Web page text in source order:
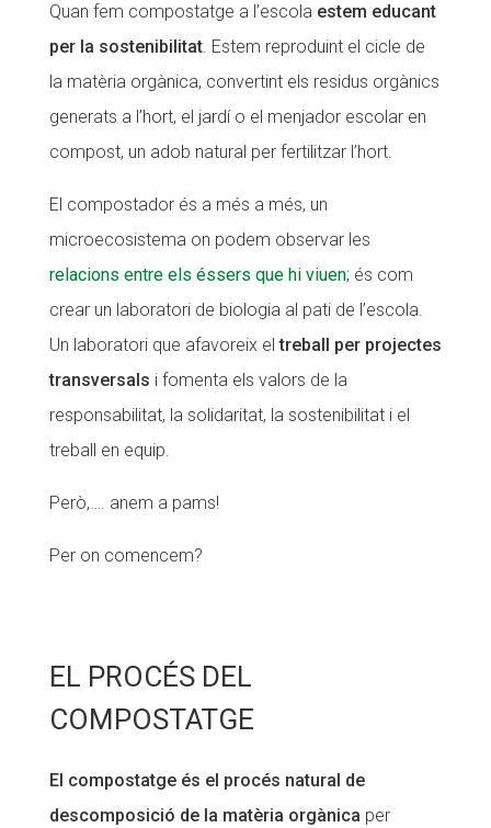
Quan fem compostatge a l’escola estem educant
per la sostenibilitat. Estem reproduint el cicle de
la matèria orgànica, convertint els residus orgànics
generats a l’hort, el jardí o el menjador escolar en
compost, un adob natural per fertilitzar l’hort.
El compostador és a més a més, un
microecosistema on podem observar les
relacions entre els éssers que hi viuen; és com
crear un laboratori de biologia al pati de l’escola.
Un laboratori que afavoreix eltreball per projectes
transversals i fomenta els valors de la
responsabilitat, la solidaritat, la sostenibilitat i el
treball en equip.
Però,…. anem a pams!
Per on comencem?
EL PROCÉS DEL
COMPOSTATGE
El compostatge és el procés natural de
descomposició de la matèria orgànica per
Els comptes clars
Proposta educativa
ACTUALITAT
Notícies
Diari de la Fundació
Fundesplai als mitjans
Xarxes socials
COL·LABORA
Fes voluntariat